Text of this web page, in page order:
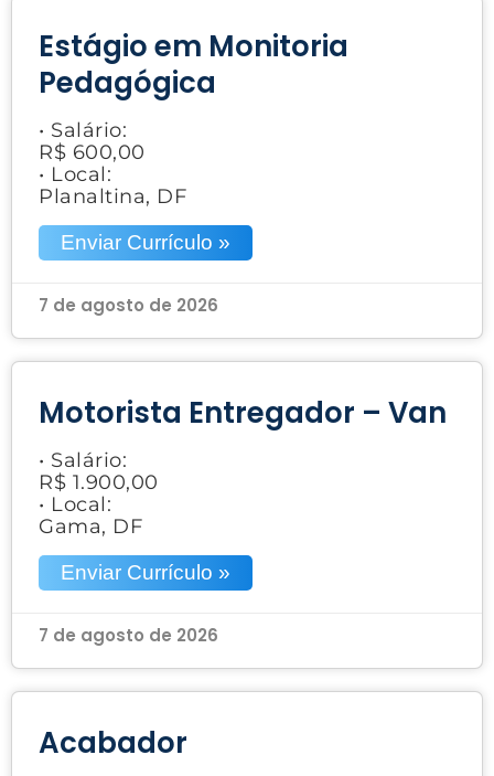
Estágio em Monitoria
Pedagógica
• Salário:
R$ 600,00
• Local:
Planaltina, DF
Enviar Currículo »
7 de agosto de 2026
Motorista Entregador – Van
• Salário:
R$ 1.900,00
• Local:
Gama, DF
Enviar Currículo »
7 de agosto de 2026
Acabador